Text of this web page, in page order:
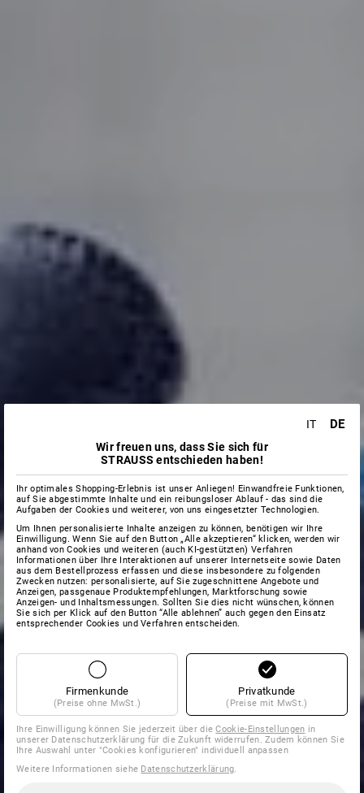
IT DE
Wir freuen uns, dass Sie sich für
STRAUSS entschieden haben!
Ihr optimales Shopping-Erlebnis ist unser Anliegen! Einwandfreie Funktionen,
auf Sie abgestimmte Inhalte und ein reibungsloser Ablauf - das sind die
Aufgaben der Cookies und weiterer, von uns eingesetzter Technologien.
Um Ihnen personalisierte Inhalte anzeigen zu können, benötigen wir Ihre
Einwilligung. Wenn Sie auf den Button „Alle akzeptieren“ klicken, werden wir
anhand von Cookies und weiteren (auch KI-gestützten) Verfahren
Informationen über Ihre Interaktionen auf unserer Internetseite sowie Daten
aus dem Bestellprozess erfassen und diese insbesondere zu folgenden
Zwecken nutzen: personalisierte, auf Sie zugeschnittene Angebote und
Anzeigen, passgenaue Produktempfehlungen, Marktforschung sowie
Anzeigen- und Inhaltsmessungen. Sollten Sie dies nicht wünschen, können
Sie sich per Klick auf den Button “Alle ablehnen” auch gegen den Einsatz
entsprechender Cookies und Verfahren entscheiden.
Firmenkunde
(Preise ohne MwSt.)
Privatkunde
(Preise mit MwSt.)
Ihre Einwilligung können Sie jederzeit über dieCookie-Einstellungen in
unserer Datenschutzerklärung für die Zukunft widerrufen. Zudem können Sie
Ihre Auswahl unter "Cookies konfigurieren" individuell anpassen
Weitere Informationen siehe Datenschutzerklärung